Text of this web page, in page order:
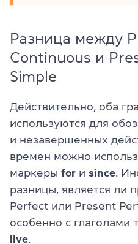
Разница между
Continuous и
Simple
Действительно, оба
используются для
и незавершенных
времен можно
маркеры for и since.
разницы, является ли
Perfect или Present
особенно с глаголами
live.